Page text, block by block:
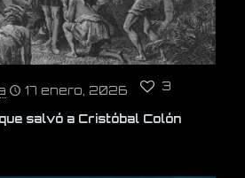
17 enero, 2026 3
salvó a Cristóbal Colón